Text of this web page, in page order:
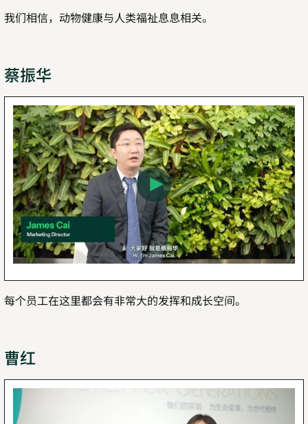
我们相信，动物健康与人类福祉息息相关。
蔡振华
每个员工在这里都会有非常大的发挥和成长空间。
曹红